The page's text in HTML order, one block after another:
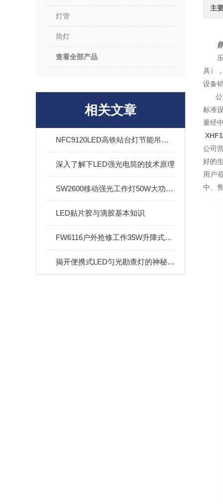
灯管
筒灯
查看全部产品
相关文章
NFC9120LED高铁站台灯节能吊杆灯NFC9129站台候车室售票厅筒灯
深入了解下LED强光电筒的技术原理
SW2600移动强光工作灯50W大功率应急抢修灯红蓝信号
LED贴片胶与滴胶基本知识
FW6116户外抢修工作35W升降式泛光灯真是让我大开眼界！
揭开便携式LED匀光勘查灯的神秘面纱
主
具）
设备
公司
标准
量经
公司
好的
用户
中、